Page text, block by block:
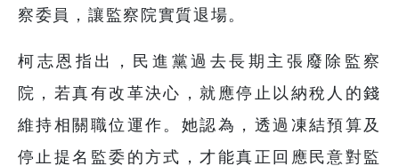
察委員，讓監察院實質退場。
柯志恩指出，民進黨過去長期主張廢除監察
院，若真有改革決心，就應停止以納稅人的錢
維持相關職位運作。她認為，透過凍結預算及
停止提名監委的方式，才能真正回應民意對監